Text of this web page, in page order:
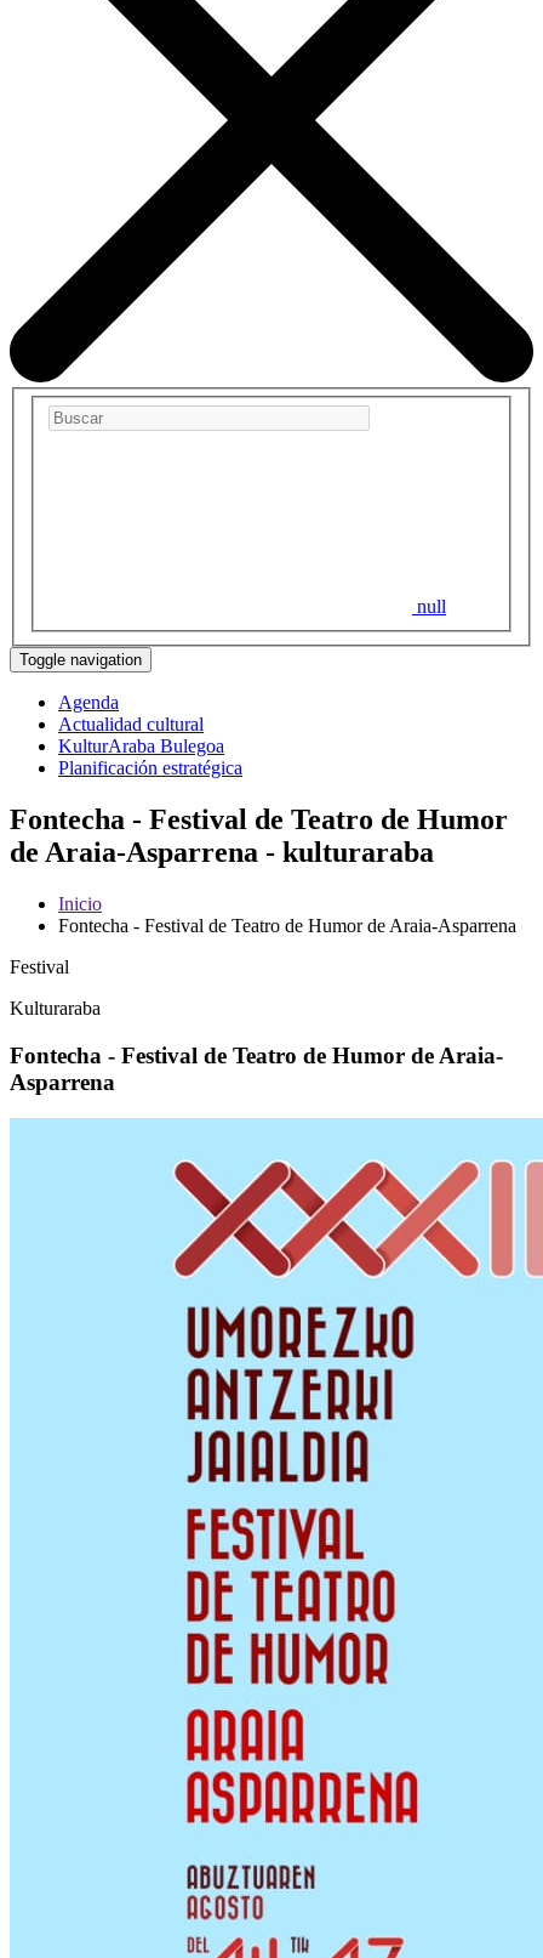
null
Toggle navigation
Agenda
Actualidad cultural
KulturAraba Bulegoa
Planificación estratégica
Fontecha - Festival de Teatro de Humor
de Araia-Asparrena - kulturaraba
Inicio
Fontecha - Festival de Teatro de Humor de Araia-Asparrena
Festival
Kulturaraba
Fontecha - Festival de Teatro de Humor de Araia-
Asparrena